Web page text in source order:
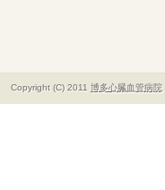
Copyright (C) 2011 博多心臓血管病院